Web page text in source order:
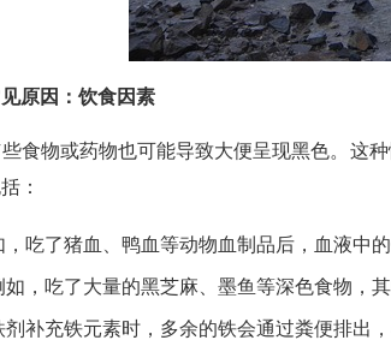
原因：饮食因素
食物或药物也可能导致大便呈现黑色。这
：
，吃了猪血、鸭血等动物血制品后，血液中
如，吃了大量的黑芝麻、墨鱼等深色食物，
剂补充铁元素时，多余的铁会通过粪便排出，